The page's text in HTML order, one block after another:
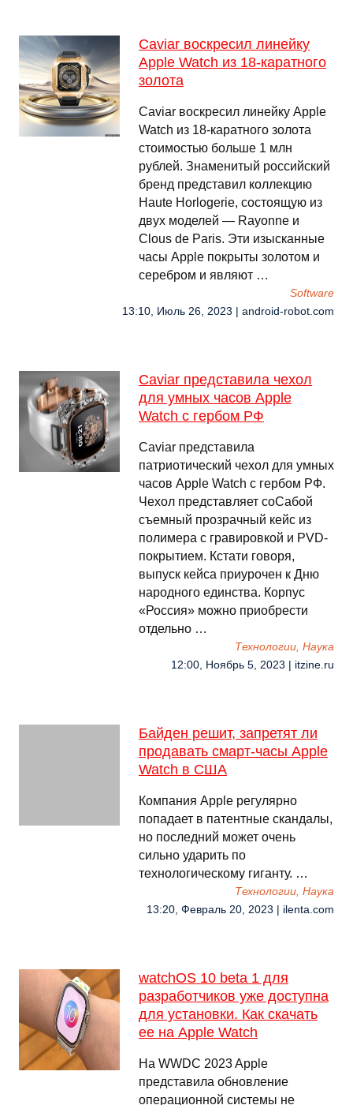
Caviar воскресил линейку
Apple Watch из 18-каратного
золота
Caviar воскресил линейку Apple
Watch из 18-каратного золота
стоимостью больше 1 млн
рублей. Знаменитый российский
бренд представил коллекцию
Haute Horlogerie, состоящую из
двух моделей — Rayonne и
Clous de Paris. Эти изысканные
часы Apple покрыты золотом и
серебром и являют …
Software
13:10, Июль 26, 2023 | android-robot.com
Caviar представила чехол
для умных часов Apple
Watch с гербом РФ
Caviar представила
патриотический чехол для умных
часов Apple Watch с гербом РФ.
Чехол представляет соCaбой
съемный прозрачный кейс из
полимера с гравировкой и PVD-
покрытием. Кстати говоря,
выпуск кейса приурочен к Дню
народного единства. Корпус
«Россия» можно приобрести
отдельно …
Технологии, Наука
12:00, Ноябрь 5, 2023 | itzine.ru
Байден решит, запретят ли
продавать смарт-часы Apple
Watch в США
Компания Apple регулярно
попадает в патентные скандалы,
но последний может очень
сильно ударить по
технологическому гиганту. …
Технологии, Наука
13:20, Февраль 20, 2023 | ilenta.com
watchOS 10 beta 1 для
разработчиков уже доступна
для установки. Как скачать
ее на Apple Watch
На WWDC 2023 Apple
представила обновление
операционной системы не